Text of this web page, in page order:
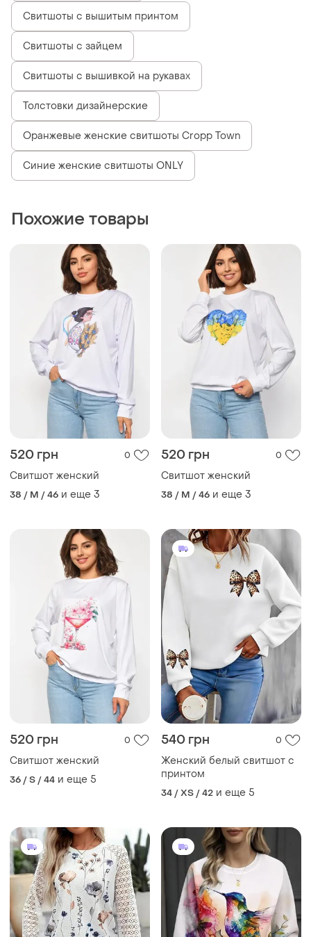
Свитшоты с вышитым принтом
Свитшоты с зайцем
Свитшоты с вышивкой на рукавах
Толстовки дизайнерские
Оранжевые женские свитшоты Cropp Town
Синие женские свитшоты ONLY
Похожие товары
520 грн 0
Свитшот женский
38 / M / 46 и еще 3
520 грн 0
Свитшот женский
38 / M / 46 и еще 3
520 грн 0
Свитшот женский
36 / S / 44 и еще 5
540 грн 0
Женский белый свитшот с
принтом
34 / XS / 42 и еще 5